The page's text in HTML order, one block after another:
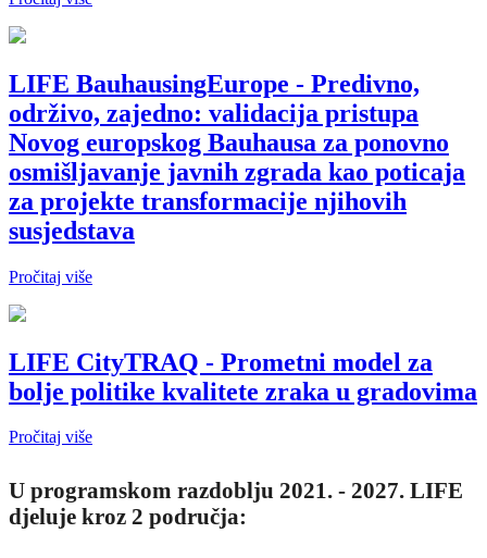
LIFE BauhausingEurope - Predivno,
održivo, zajedno: validacija pristupa
Novog europskog Bauhausa za ponovno
osmišljavanje javnih zgrada kao poticaja
za projekte transformacije njihovih
susjedstava
Pročitaj više
LIFE CityTRAQ - Prometni model za
bolje politike kvalitete zraka u gradovima
Pročitaj više
U programskom razdoblju 2021. - 2027. LIFE
djeluje kroz 2 područja: